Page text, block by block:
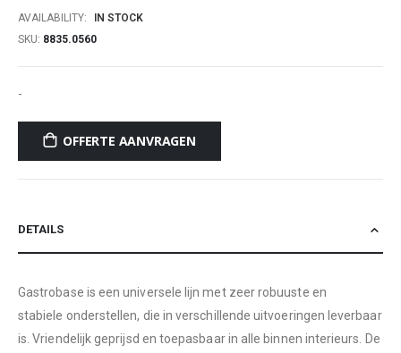
AVAILABILITY:
IN STOCK
SKU 8835.0560
-
OFFERTE AANVRAGEN
DETAILS
Gastrobase is een universele lijn met zeer robuuste en
stabiele onderstellen, die in verschillende uitvoeringen leverbaar
is. Vriendelijk geprijsd en toepasbaar in alle binnen interieurs. De